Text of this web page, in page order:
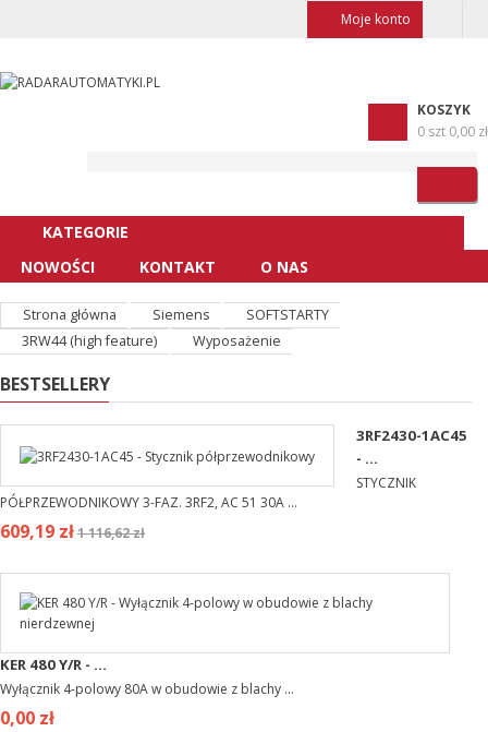
Moje konto
KOSZYK
0 szt 0,00 zł
KATEGORIE
NOWOŚCI
KONTAKT O NAS
Strona główna Siemens
SOFTSTARTY
3RW44 (high feature)
Wyposażenie
BESTSELLERY
3RF2430-1AC45
- ...
STYCZNIK
PÓŁPRZEWODNIKOWY 3-FAZ. 3RF2, AC 51 30A ...
609,19 zł1 116,62 zł
KER 480 Y/R - ...
Wyłącznik 4-polowy 80A w obudowie z blachy ...
0,00 zł